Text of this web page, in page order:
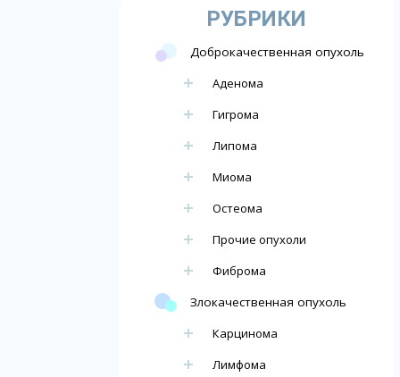
РУБРИКИ
Доброкачественная опухоль
Аденома
Гигрома
Липома
Миома
Остеома
Прочие опухоли
Фиброма
Злокачественная опухоль
Карцинома
Лимфома